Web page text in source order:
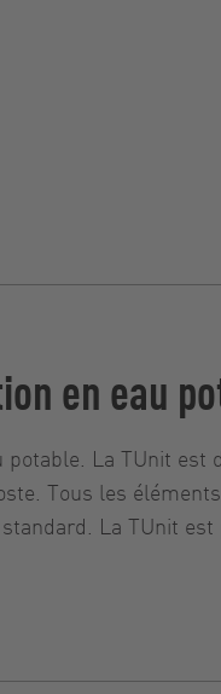
en eau
La TUnit
Tous les
La TUnit